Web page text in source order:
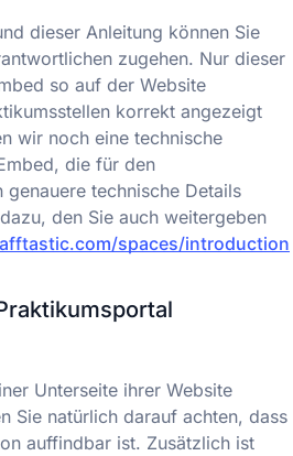
dieser Anleitung können Sie
zugehen. Nur dieser
so auf der Website
korrekt angezeigt
wir noch eine technische
die für den
technische Details
den Sie auch weitergeben
spaces/introduction
Unterseite ihrer Website
Sie natürlich darauf achten, dass
auffindbar ist. Zusätzlich ist